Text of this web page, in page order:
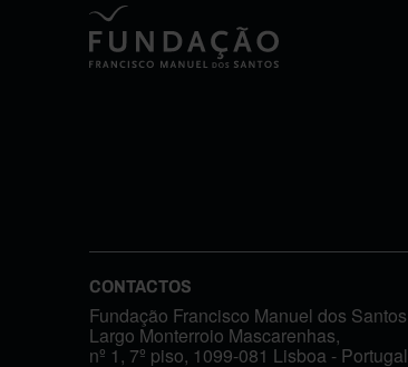
CONTACTOS
Fundação Francisco Manuel dos Santos
Largo Monterroio Mascarenhas,
nº 1, 7º piso, 1099-081 Lisboa - Portugal